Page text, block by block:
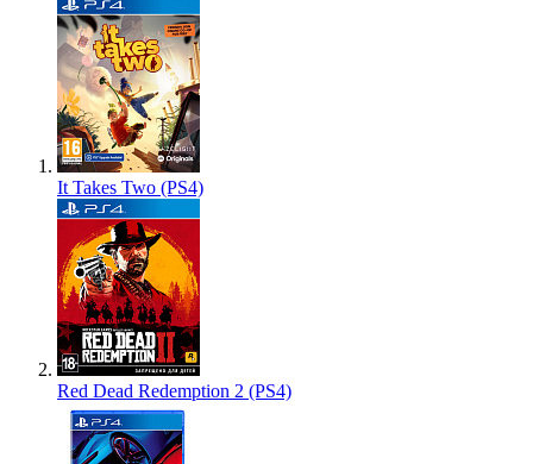
It Takes Two (PS4)
Red Dead Redemption 2 (PS4)